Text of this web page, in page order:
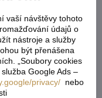
vaší návštěvy tohoto
údajů o
nástroje a služby
být přenášena
„Soubory cookies
Google Ads –
privacy/ nebo